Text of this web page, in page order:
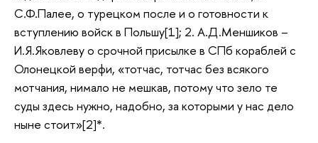
С.Ф.Палее, о турецком после и о готовности к
вступлению войск в Польшу[1]; 2. А.Д.Меншиков –
И.Я.Яковлеву о срочной присылке в СПб кораблей с
Олонецкой верфи, «тотчас, тотчас без всякого
мотчания, нимало не мешкав, потому что зело те
суды здесь нужно, надобно, за которыми у нас дело
ныне стоит»[2]*.